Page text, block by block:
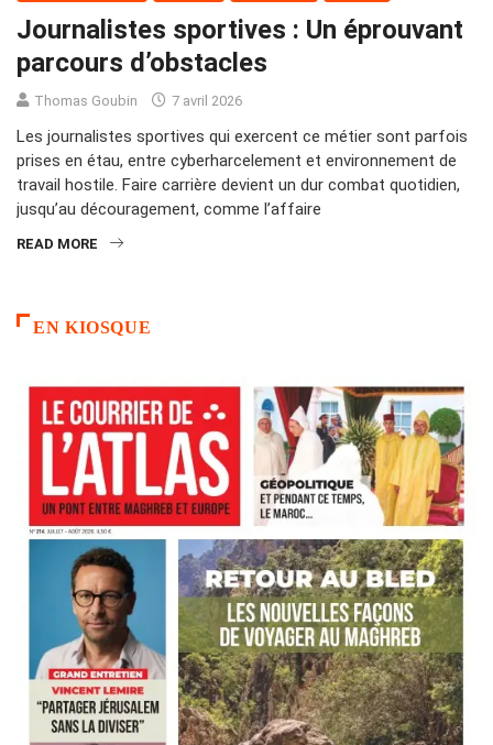
Journalistes sportives : Un éprouvant
parcours d’obstacles
Thomas Goubin 7 avril 2026
Les journalistes sportives qui exercent ce métier sont parfois
prises en étau, entre cyberharcelement et environnement de
travail hostile. Faire carrière devient un dur combat quotidien,
jusqu’au découragement, comme l’affaire
READ MORE
EN KIOSQUE